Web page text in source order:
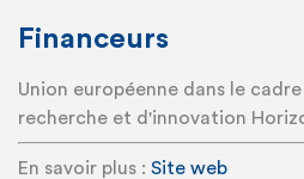
Financeurs
Union européenne dans le
recherche et d'innovation
En savoir plus : Site web